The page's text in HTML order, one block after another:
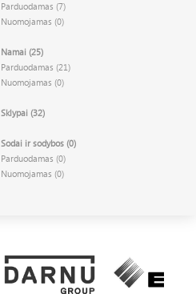
Parduodamas (7)
Nuomojamas (0)
Namai (25)
Parduodamas (21)
Nuomojamas (0)
Sklypai (32)
Sodai ir sodybos (0)
Parduodamas (0)
Nuomojamas (0)